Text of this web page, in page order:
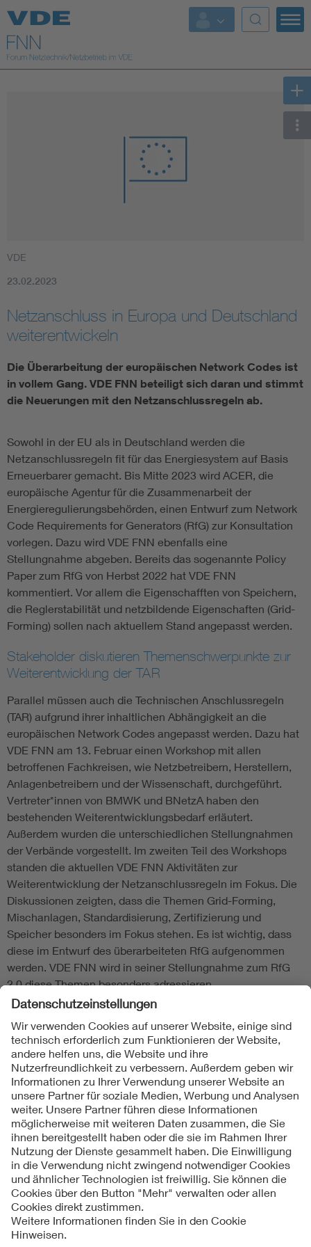
Top Themen
Fokusthemen
Vom Netz zum System
Digitalisierung und Metering
Innovative Netztechnologien
Umwelt- und Naturschutz
Regelsetzung
VDE
23.02.2023
Netzanschluss in Europa und Deutschland
weiterentwickeln
Die Überarbeitung der europäischen Network Codes ist
in vollem Gang. VDE FNN beteiligt sich daran und stimmt
die Neuerungen mit den Netzanschlussregeln ab.
Sowohl in der EU als in Deutschland werden die
Netzanschlussregeln fit für das Energiesystem auf Basis
Erneuerbarer gemacht. Bis Mitte 2023 wird ACER, die
europäische Agentur für die Zusammenarbeit der
Energieregulierungsbehörden, einen Entwurf zum Network
Code Requirements for Generators (RfG) zur Konsultation
vorlegen. Dazu wird VDE FNN ebenfalls eine
Stellungnahme abgeben. Bereits das sogenannte Policy
Paper zum RfG von Herbst 2022 hat VDE FNN
kommentiert. Vor allem die Eigenschafften von Speichern,
die Reglerstabilität und netzbildende Eigenschaften (Grid-
Forming) sollen nach aktuellem Stand angepasst werden.
Stakeholder diskutieren Themenschwerpunkte zur
Weiterentwicklung der TAR
Parallel müssen auch die Technischen Anschlussregeln
(TAR) aufgrund ihrer inhaltlichen Abhängigkeit an die
europäischen Network Codes angepasst werden. Dazu hat
VDE FNN am 13. Februar einen Workshop mit allen
betroffenen Fachkreisen, wie Netzbetreibern, Herstellern,
Anlagenbetreibern und der Wissenschaft, durchgeführt.
Vertreter*innen von BMWK und BNetzA haben den
bestehenden Weiterentwicklungsbedarf erläutert.
Außerdem wurden die unterschiedlichen Stellungnahmen
der Verbände vorgestellt. Im zweiten Teil des Workshops
standen die aktuellen VDE FNN Aktivitäten zur
Weiterentwicklung der Netzanschluss­regeln im Fokus. Die
Diskussionen zeigten, dass die Themen Grid-Forming,
Mischanlagen, Standard­isierung, Zertifizierung und
Speicher besonders im Fokus stehen. Es ist wichtig, dass
diese im Entwurf des überarbeiteten RfG aufgenommen
werden. VDE FNN wird in seiner Stellungnahme zum RfG
2.0 diese Themen besonders adressieren.
Folgen Sie uns
Kontakte
Service
Impressum
Datenschutzinformationen